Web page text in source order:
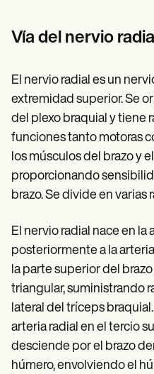
Demos
Training Hub
Become a Partner
Pricing
Why Carepatron?
Get started
Vía del nervio
El nervio radial es un
extremidad superior. Se
del plexo braquial y tiene
funciones tanto motoras
los músculos del brazo y
proporcionando
brazo. Se divide en varias
El nervio radial nace en la
posteriormente a la
la parte superior del
triangular, suministrando
lateral del tríceps
arteria radial en el tercio
desciende por el brazo
húmero, envolviendo el